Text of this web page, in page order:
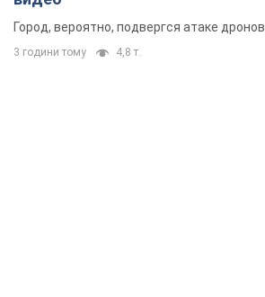
Город, вероятно, подвергся атаке дронов
3 години тому 4,8 т.